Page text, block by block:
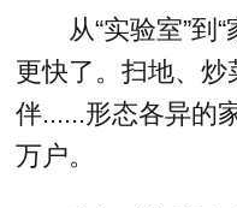
从“实验室”到
更快了。扫地、
伴......形态各异的
万户。